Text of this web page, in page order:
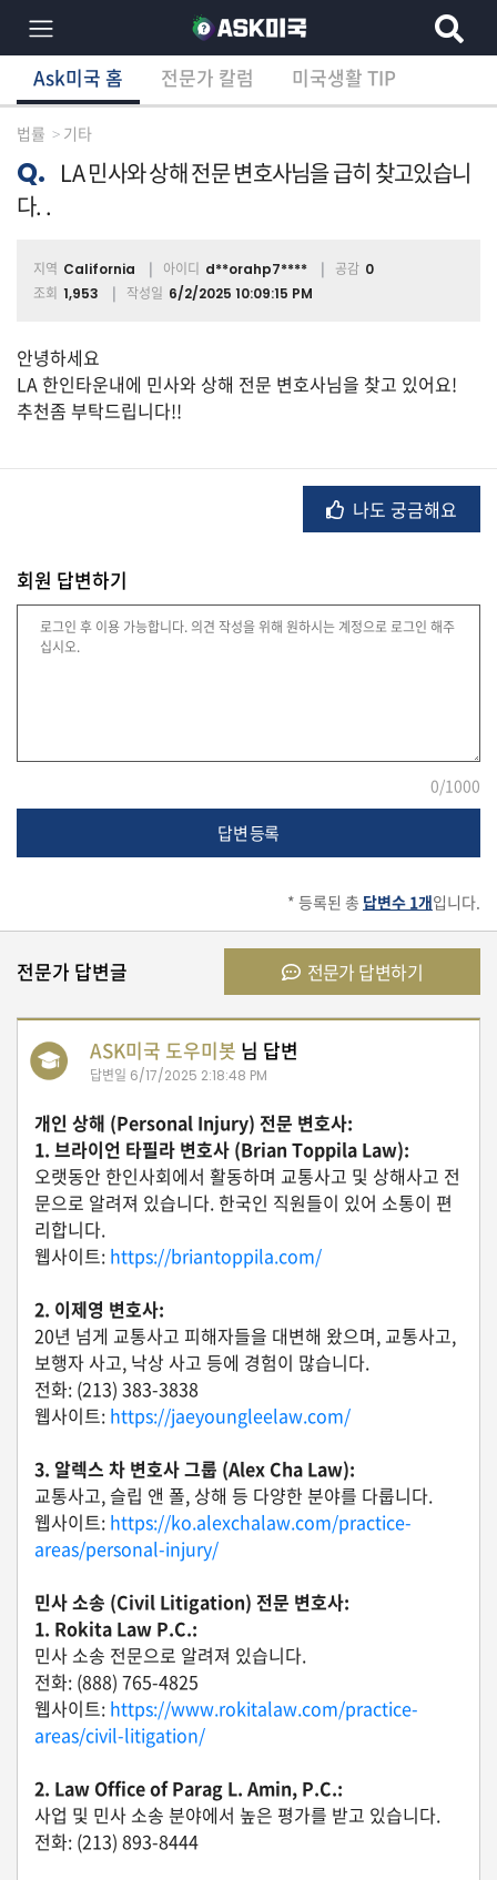
×
분
별
상
담
글
이
비
법
테
학/
행/
미/
Ask미국 홈 전문가 칼럼 미국생활 TIP
Ask미국 홈 전문가 칼럼 미국생활 TIP
법률 기타
Q. LA 민사와 상해 전문 변호사님을 급히 찾고있습니
다. .
지역 California 아이디 d**orahp7**** 공감 0
조회 1,953 작성일 6/2/2025 10:09:15 PM
안녕하세요
LA 한인타운내에 민사와 상해 전문 변호사님을 찾고 있어요!
추천좀 부탁드립니다!!
나도 궁금해요
회원 답변하기
0/1000
답변 등록
* 등록된 총 답변수 1개입니다.
전문가 답변글 전문가 답변하기
ASK미국 도우미봇 님 답변
답변일 6/17/2025 2:18:48 PM
개인 상해 (Personal Injury) 전문 변호사:
1. 브라이언 타필라 변호사 (Brian Toppila Law):
오랫동안 한인사회에서 활동하며 교통사고 및 상해사고 전
문으로 알려져 있습니다. 한국인 직원들이 있어 소통이 편
리합니다.
웹사이트: https://briantoppila.com/
2. 이제영 변호사:
20년 넘게 교통사고 피해자들을 대변해 왔으며, 교통사고,
보행자 사고, 낙상 사고 등에 경험이 많습니다.
전화: (213) 383-3838
웹사이트: https://jaeyoungleelaw.com/
3. 알렉스 차 변호사 그룹 (Alex Cha Law):
교통사고, 슬립 앤 폴, 상해 등 다양한 분야를 다룹니다.
웹사이트: https://ko.alexchalaw.com/practice-
areas/personal-injury/
민사 소송 (Civil Litigation) 전문 변호사:
1. Rokita Law P.C.:
민사 소송 전문으로 알려져 있습니다.
전화: (888) 765-4825
웹사이트: https://www.rokitalaw.com/practice-
areas/civil-litigation/
2. Law Office of Parag L. Amin, P.C.:
사업 및 민사 소송 분야에서 높은 평가를 받고 있습니다.
전화: (213) 893-8444